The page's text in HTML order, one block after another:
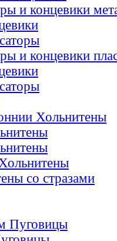
и концевики
и концевики
Хольнитены
со стразами
Пуговицы